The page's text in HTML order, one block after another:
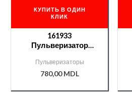
КУПИТЬ В ОДИН
КЛИК
161933
Пульверизатор
d1,3
Пульверизаторы
780,00MDL